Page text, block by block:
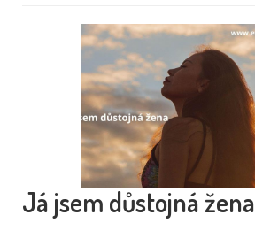
Já jsem důstojná žena